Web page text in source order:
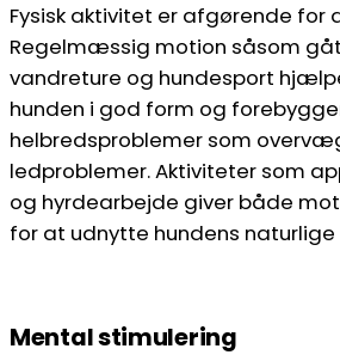
Fysisk aktivitet er afgørende for
Regelmæssig motion såsom
vandreture og hundesport
hunden i god form og
helbredsproblemer som
ledproblemer. Aktiviteter som
og hyrdearbejde giver både
for at udnytte hundens naturlige
Mental stimulering